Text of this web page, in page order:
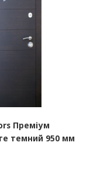
Преміум
темний 950 мм